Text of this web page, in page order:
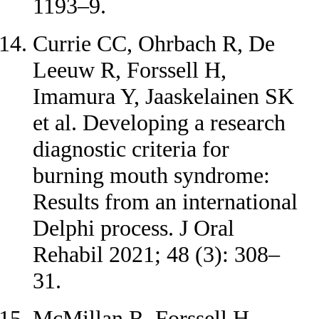
1193–9.
Currie CC, Ohrbach R, De
Leeuw R, Forssell H,
Imamura Y, Jaaskelainen SK
et al. Developing a research
diagnostic criteria for
burning mouth syndrome:
Results from an international
Delphi process. J Oral
Rehabil 2021; 48 (3): 308–
31.